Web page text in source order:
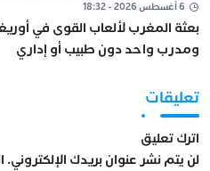
6 أغسطس 2026 - 18:32
ومدرب واحد دون طبيب أو إداري
تعليقات
اترك تعليق
لن يتم نشر عنوان بريدك الإلكتروني.